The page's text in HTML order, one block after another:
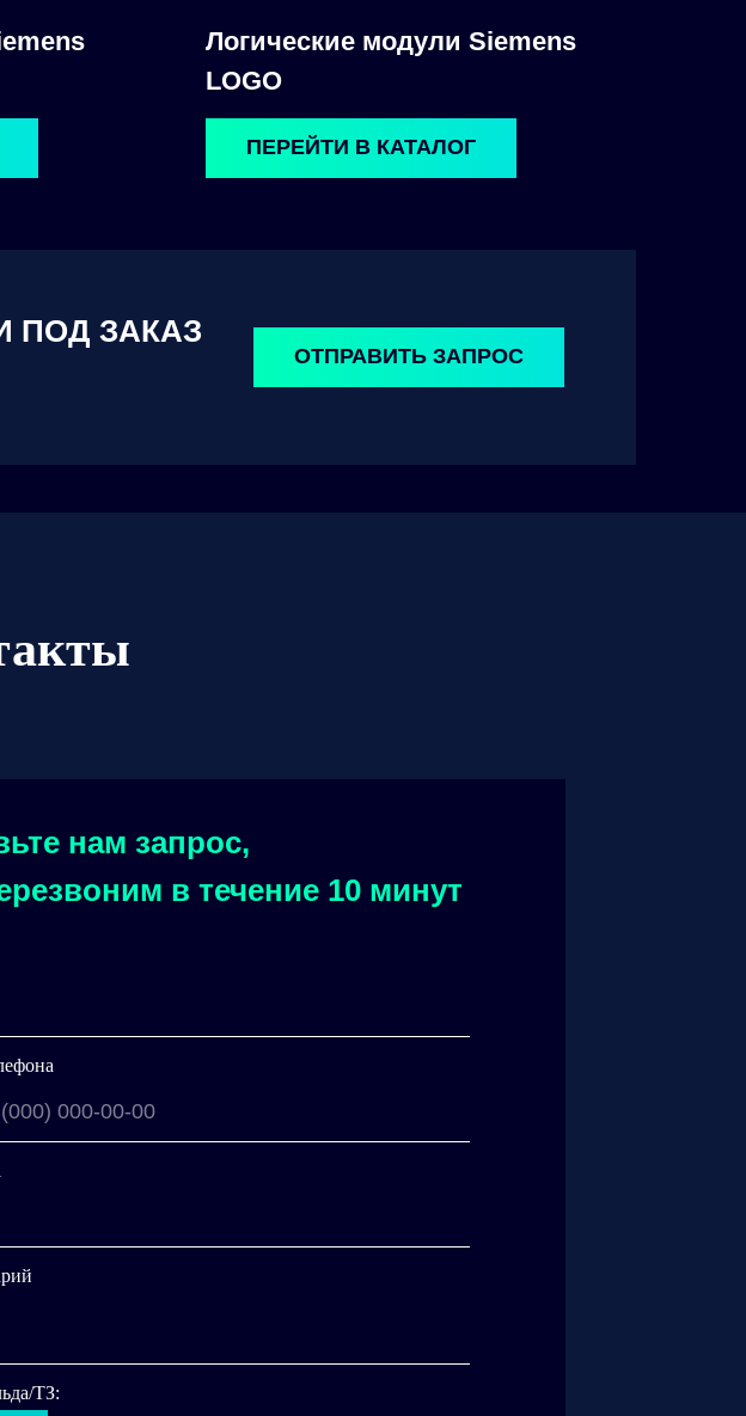
ОТПРАВИТЬ ЗАПРОС
ПОД ЗАКАЗ
Логические модули Siemens
LOGO
ПЕРЕЙТИ В КАТАЛОГ
нам запрос,
в течение 10 минут
ТЗ: